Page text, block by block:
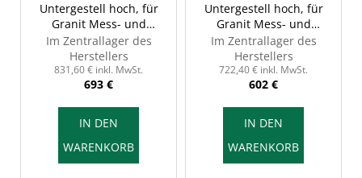
Untergestell hoch, für
Granit Mess- und
Kontrollplatte, INSIZE
6902-101H
Im Zentrallager des
Herstellers
831,60 € inkl. MwSt.
693 €
IN DEN
WARENKORB
Untergestell hoch, für
Granit Mess- und
Kontrollplatte, INSIZE
6902-106H
Im Zentrallager des
Herstellers
722,40 € inkl. MwSt.
602 €
IN DEN
WARENKORB